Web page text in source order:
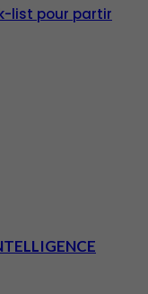
list pour partir